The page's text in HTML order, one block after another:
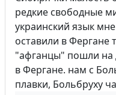
редкие свободные
украинский язык
оставили в Фергане
"афганцы" пошли на
в Фергане. нам с
плавки, Больбруху